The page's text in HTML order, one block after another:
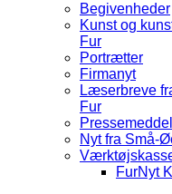
Begivenheder
Kunst og
Fur
Portrætter
Firmanyt
Læserbreve
Fur
Nyt fra Små-
FurNyt